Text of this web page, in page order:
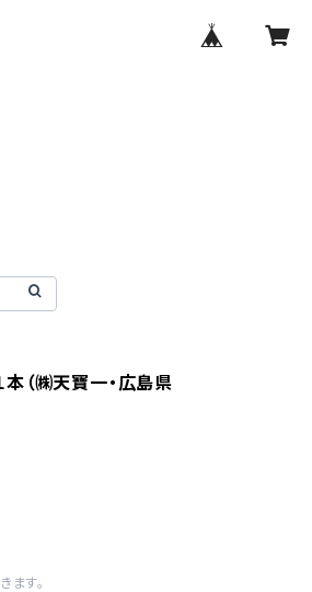
（㈱天寶一・広島県
ます。